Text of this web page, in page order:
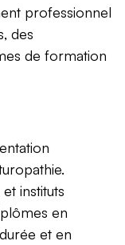
professionnel
des
de formation
instituts
en
et en